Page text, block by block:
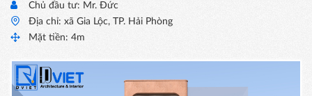
Chủ đầu tư: Mr. Đức
Địa chỉ: xã Gia Lộc, TP. Hải Phòng
Mặt tiền: 4m